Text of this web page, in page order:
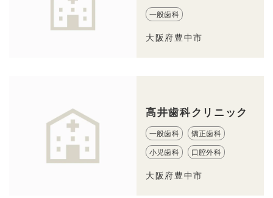
一般歯科
大阪府豊中市
高井歯科クリニック
一般歯科 矯正歯科
小児歯科 口腔外科
大阪府豊中市